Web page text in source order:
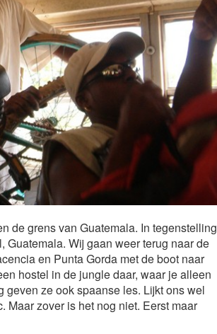
de grens van Guatemala. In tegenstelling
Wij gaan weer terug naar de
en Punta Gorda met de boot naar
hostel in de jungle daar, waar je alleen
ze ook spaanse les. Lijkt ons wel
Maar zover is het nog niet. Eerst maar